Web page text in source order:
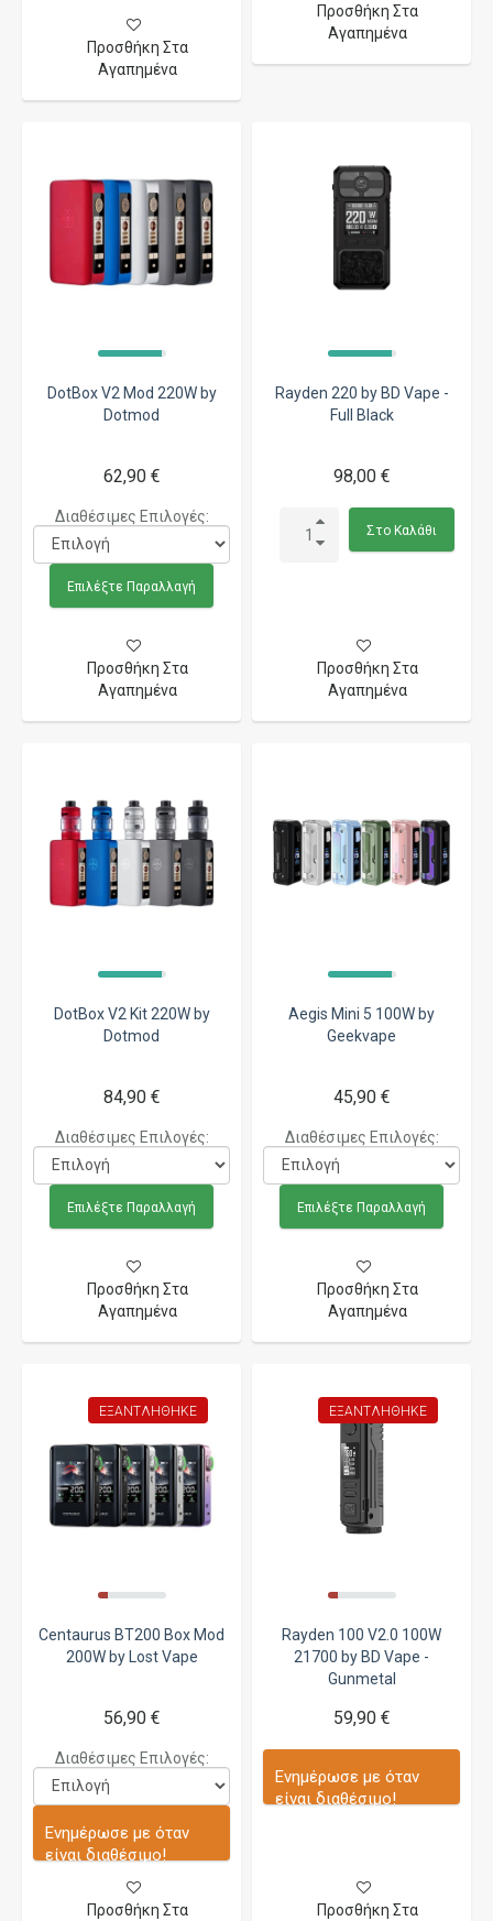
Προσθήκη Στα
Αγαπημένα
Προσθήκη Στα
Αγαπημένα
DotBox V2 Mod 220W by
Dotmod
62,90 €
Διαθέσιμες Επιλογές:
Επιλέξτε Παραλλαγή
Προσθήκη Στα
Αγαπημένα
Rayden 220 by BD Vape -
Full Black
98,00 €
Στο Καλάθι
Προσθήκη Στα
Αγαπημένα
DotBox V2 Kit 220W by
Dotmod
84,90 €
Διαθέσιμες Επιλογές:
Επιλέξτε Παραλλαγή
Προσθήκη Στα
Αγαπημένα
Aegis Mini 5 100W by
Geekvape
45,90 €
Διαθέσιμες Επιλογές:
Επιλέξτε Παραλλαγή
Προσθήκη Στα
Αγαπημένα
ΕΞΑΝΤΛΉΘΗΚΕ
Centaurus BT200 Box Mod
200W by Lost Vape
56,90 €
Διαθέσιμες Επιλογές:
Ενημέρωσε με όταν
είναι διαθέσιμο!
Προσθήκη Στα
ΕΞΑΝΤΛΉΘΗΚΕ
Rayden 100 V2.0 100W
21700 by BD Vape -
Gunmetal
59,90 €
Ενημέρωσε με όταν
είναι διαθέσιμο!
Προσθήκη Στα